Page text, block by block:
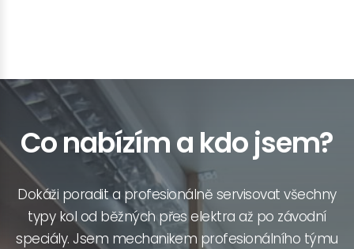
Co nabízím a kdo jsem?
Dokáži poradit a profesionálně servisovat všechny
typy kol od běžných přes elektra až po závodní
speciály. Jsem mechanikem profesionálního týmu